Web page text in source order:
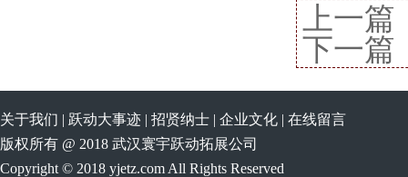
上一篇
下一篇
关于我们 | 跃动大事迹 | 招贤纳士 | 企业文化 | 在线留言
版权所有 @ 2018 武汉寰宇跃动拓展公司
Copyright © 2018 yjetz.com All Rights Reserved